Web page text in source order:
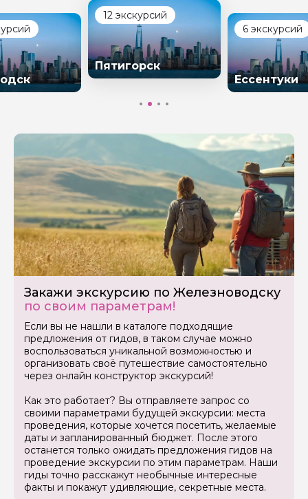
12 экскурсий
Пятигорск
6 экскурсий
Ессентуки
Закажи экскурсию по Железноводску
по своим параметрам!
Если вы не нашли в каталоге подходящие
предложения от гидов, в таком случае можно
воспользоваться уникальной возможностью и
организовать своё путешествие самостоятельно
через онлайн конструктор экскурсий!
Как это работает? Вы отправляете запрос со
своими параметрами будущей экскурсии: места
проведения, которые хочется посетить, желаемые
даты и запланированный бюджет. После этого
останется только ожидать предложения гидов на
проведение экскурсии по этим параметрам. Наши
гиды точно расскажут необычные интересные
факты и покажут удивляющие, секретные места.